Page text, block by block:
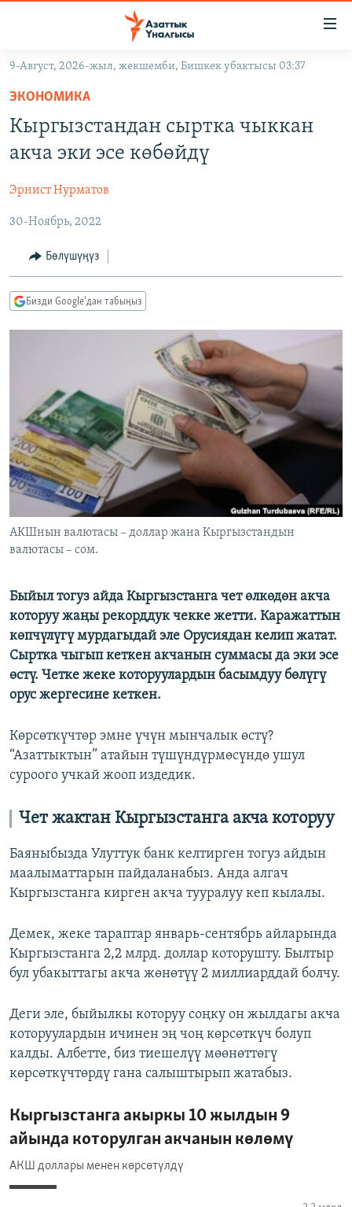
Навигацияга
өтүңүз
Издөөгө
салыңызКЫРГЫЗСТАН
ЭКОНОМИКА
МАДАНИЯТ
ДҮЙНӨ
БОРБОР АЗИЯ
АТАЙЫН ИЛИКТӨӨ
ТВ ПРОГРАММАЛАР
БҮГҮН АЗАТТЫКТА
БИЗ ЖАНА ДҮЙНӨ
АЗАТТЫК+
ЫҢГАЙСЫЗ СУРООЛОР
ПОДКАСТ
ӨЗГӨЧӨ ПИКИР
ЭЕ/АРнун бардык сайттары
9-Август, 2026-жыл, жекшемби, Бишкек убактысы 03:37
ЭКОНОМИКА
Кыргызстандан сыртка чыккан
акча эки эсе көбөйдү
Эрнист Нурматов
30-Ноябрь, 2022
Бөлүшүңүз
Бизди Google'дан табыңыз
АКШнын валютасы – доллар жана Кыргызстандын
валютасы – сом.
Быйыл тогуз айда Кыргызстанга чет өлкөдөн акча
которуу жаңы рекорддук чекке жетти. Каражаттын
көпчүлүгү мурдагыдай эле Орусиядан келип жатат.
Сыртка чыгып кеткен акчанын суммасы да эки эсе
өстү. Четке жеке которуулардын басымдуу бөлүгү
орус жергесине кеткен.
Көрсөткүчтөр эмне үчүн мынчалык өстү?
“Азаттыктын” атайын түшүндүрмөсүндө ушул
суроого учкай жооп издедик.
Чет жактан Кыргызстанга акча которуу
Баяныбызда Улуттук банк келтирген тогуз айдын
маалыматтарын пайдаланабыз. Анда алгач
Кыргызстанга кирген акча тууралуу кеп кылалы.
Демек, жеке тараптар январь-сентябрь айларында
Кыргызстанга 2,2 млрд. доллар которушту. Былтыр
бул убакыттагы акча жөнөтүү 2 миллиарддай болчу.
Деги эле, быйылкы которуу соңку он жылдагы акча
которуулардын ичинен эң чоң көрсөткүч болуп
калды. Албетте, биз тиешелүү мөөнөттөгү
көрсөткүчтөрдү гана салыштырып жатабыз.